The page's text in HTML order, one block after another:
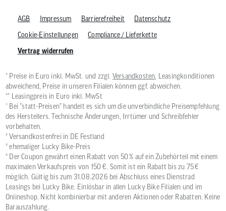
AGB Impressum Barrierefreiheit
Datenschutz
Cookie-Einstellungen
Compliance / Lieferkette
Vertrag widerrufen
* Preise in Euro inkl. MwSt. und zzgl. Versandkosten , Leasingkonditionen
abweichend, Preise in unseren Filialen können ggf. abweichen.
** Leasingpreis in Euro inkl. MwSt
¹ Bei "statt-Preisen" handelt es sich um die unverbindliche Preisempfehlung
des Herstellers. Technische Änderungen, Irrtümer und Schreibfehler
vorbehalten.
² Versandkostenfrei in DE Festland
³ ehemaliger Lucky Bike-Preis
⁴ Der Coupon gewährt einen Rabatt von 50 % auf ein Zubehörteil mit einem
maximalen Verkaufspreis von 150 €. Somit ist ein Rabatt bis zu 75 €
möglich. Gültig bis zum 31.08.2026 bei Abschluss eines Dienstrad
Leasings bei Lucky Bike. Einlösbar in allen Lucky Bike Filialen und im
Onlineshop. Nicht kombinierbar mit anderen Aktionen oder Rabatten. Keine
Barauszahlung.